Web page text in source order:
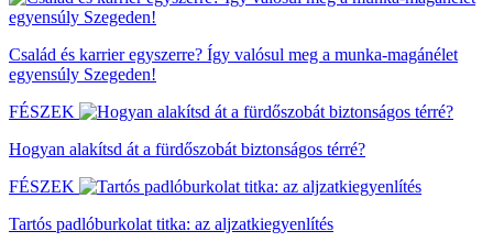
Család és karrier egyszerre? Így valósul meg a munka-magánélet
egyensúly Szegeden!
FÉSZEK
Hogyan alakítsd át a fürdőszobát biztonságos térré?
FÉSZEK
Tartós padlóburkolat titka: az aljzatkiegyenlítés